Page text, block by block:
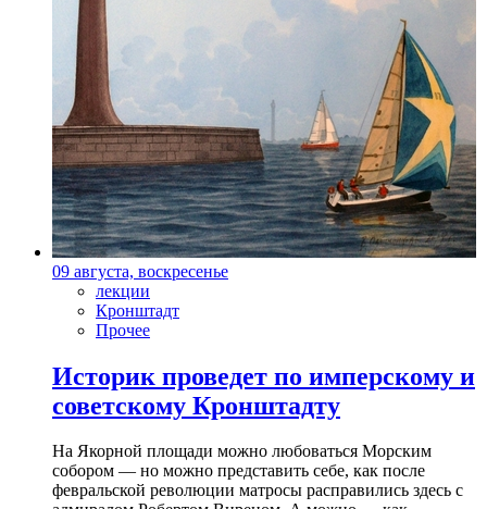
09 августа, воскресенье
лекции
Кронштадт
Прочее
Историк проведет по имперскому и
советскому Кронштадту
На Якорной площади можно любоваться Морским
собором — но можно представить себе, как после
февральской революции матросы расправились здесь с